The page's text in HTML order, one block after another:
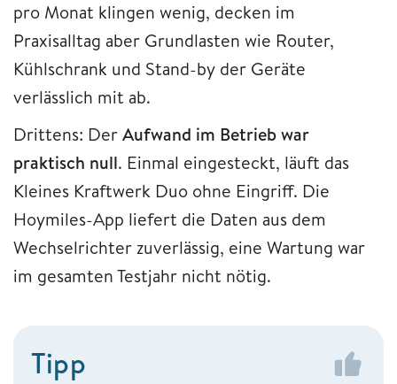
pro Monat klingen wenig, decken im
Praxisalltag aber Grundlasten wie Router,
Kühlschrank und Stand-by der Geräte
verlässlich mit ab.
Drittens: DerAufwand im Betrieb war
praktisch null. Einmal eingesteckt, läuft das
Kleines Kraftwerk Duo ohne Eingriff. Die
Hoymiles-App liefert die Daten aus dem
Wechselrichter zuverlässig, eine Wartung war
im gesamten Testjahr nicht nötig.
Tipp